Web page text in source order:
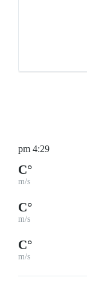
4:29 pm
°C
m/s
°C
m/s
°C
m/s